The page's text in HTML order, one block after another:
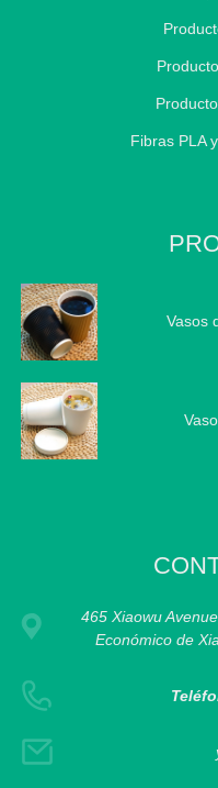
Fibras PLA
Vasos
465 Xiaowu
Económico de